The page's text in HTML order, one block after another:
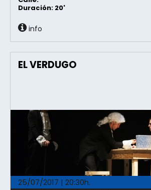
Duración: 20'
info
EL VERDUGO
25/07/2017 | 20:30h.